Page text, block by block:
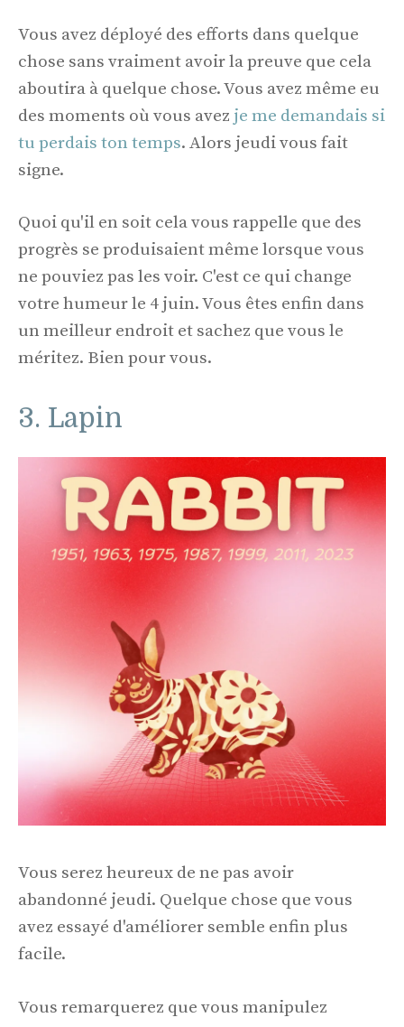
Vous avez déployé des efforts dans quelque
chose sans vraiment avoir la preuve que cela
aboutira à quelque chose. Vous avez même eu
des moments où vous avez je me demandais si
tu perdais ton temps. Alors jeudi vous fait
signe.
Quoi qu'il en soit cela vous rappelle que des
progrès se produisaient même lorsque vous
ne pouviez pas les voir. C'est ce qui change
votre humeur le 4 juin. Vous êtes enfin dans
un meilleur endroit et sachez que vous le
méritez. Bien pour vous.
3. Lapin
Vous serez heureux de ne pas avoir
abandonné jeudi. Quelque chose que vous
avez essayé d'améliorer semble enfin plus
facile.
Vous remarquerez que vous manipulez